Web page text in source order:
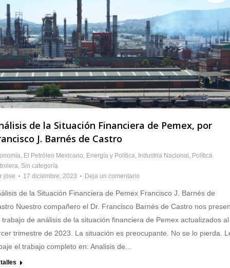
de la Situación Financiera de Pemex, por
J. Barnés de Castro
, El Petróleo Mexicano, Energía y Política, Industria Nacional, Política
, Sin categoría
jose 17 diciembre, 2023 Deja un comentario
de la Situación Financiera de Pemex Francisco J. Barnés de
Nuestro compañero el Dr. Francisco Barnés de Castro nos
trabajo de análisis de la situación financiera de Pemex actualizados al
trimestre de 2023. La situación es preocupante. No se lo pierda.
el trabajo completo en: Analisis de…